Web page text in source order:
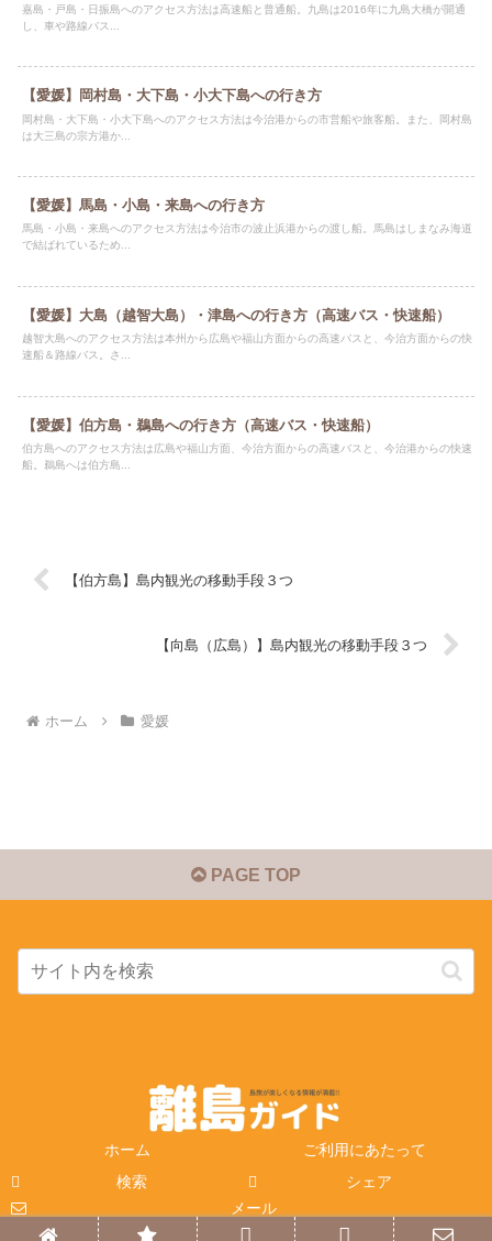
嘉島・戸島・日振島へのアクセス方法は高速船と普通船。九島は2016年に九島大橋が開通
し、車や路線バス...
【愛媛】岡村島・大下島・小大下島への行き方
岡村島・大下島・小大下島へのアクセス方法は今治港からの市営船や旅客船。また、岡村島
は大三島の宗方港か...
【愛媛】馬島・小島・来島への行き方
馬島・小島・来島へのアクセス方法は今治市の波止浜港からの渡し船。馬島はしまなみ海道
で結ばれているため...
【愛媛】大島（越智大島）・津島への行き方（高速バス・快速船）
越智大島へのアクセス方法は本州から広島や福山方面からの高速バスと、今治方面からの快
速船＆路線バス。さ...
【愛媛】伯方島・鵜島への行き方（高速バス・快速船）
伯方島へのアクセス方法は広島や福山方面、今治方面からの高速バスと、今治港からの快速
船。鵜島へは伯方島...
【伯方島】島内観光の移動手段３つ
【向島（広島）】島内観光の移動手段３つ
ホーム 愛媛
PAGE TOP
ホーム
ご利用にあたって
検索
シェア
メール